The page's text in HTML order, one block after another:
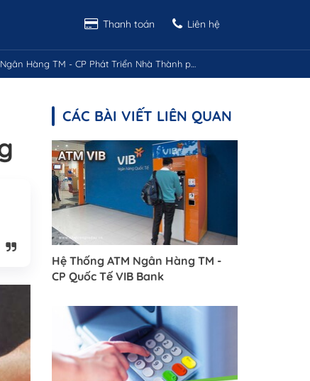
Thanh toán Liên hệ
TM - CP Phát Triển Nhà Thành phố Hồ Chí Minh HD Bank Nha Trang
CÁC BÀI VIẾT LIÊN QUAN
Hệ Thống ATM Ngân Hàng TM -
CP Quốc Tế VIB Bank